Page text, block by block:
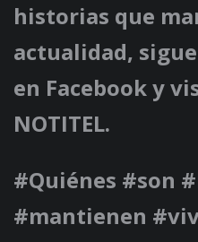
historias que
actualidad,
en Facebook y
NOTITEL.
#Quiénes #son
#mantienen